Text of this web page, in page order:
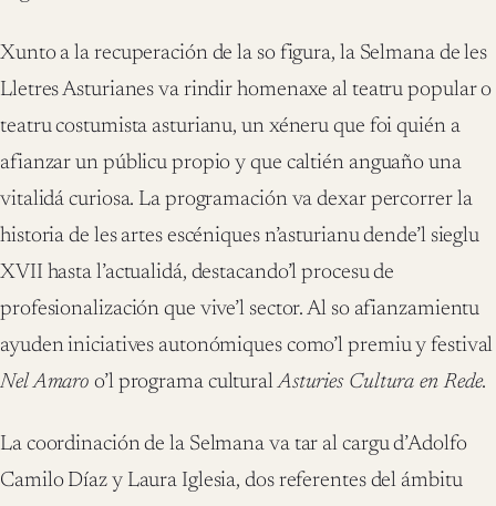
Xunto a la recuperación de la so figura, la Selmana de les
Lletres Asturianes va rindir homenaxe al teatru popular o
teatru costumista asturianu, un xéneru que foi quién a
afianzar un públicu propio y que caltién anguaño una
vitalidá curiosa. La programación va dexar percorrer la
historia de les artes escéniques n’asturianu dende’l sieglu
XVII hasta l’actualidá, destacando’l procesu de
profesionalización que vive’l sector. Al so afianzamientu
ayuden iniciatives autonómiques como’l premiu y festival
Nel Amaro o’l programa culturalAsturies Cultura en Rede.
La coordinación de la Selmana va tar al cargu d’Adolfo
Camilo Díaz y Laura Iglesia, dos referentes del ámbitu